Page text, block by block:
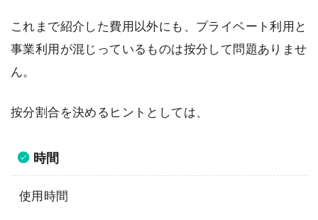
これまで紹介した費用以外にも、プライベート利用と
事業利用が混じっているものは按分して問題ありませ
ん。
按分割合を決めるヒントとしては、
時間
使用時間